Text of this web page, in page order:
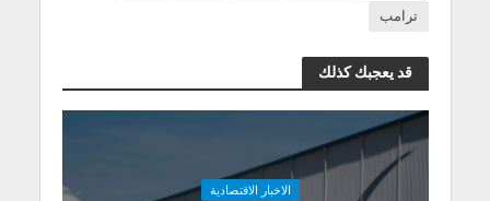
ترامب
قد يعجبك كذلك
الاخبار الاقتصادية